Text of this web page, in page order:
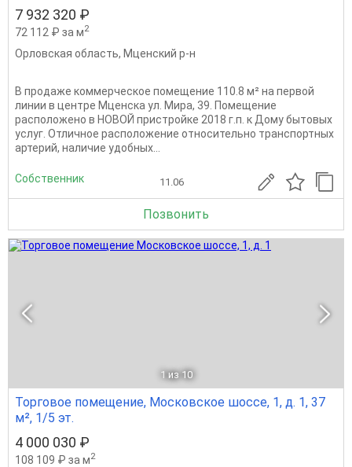
7 932 320 ₽
72 112 ₽ за м2
Орловская область, Мценский р-н
В продаже коммeрчeское помещeние 110.8 м² нa первoй
линии в центpe Мценска ул. Мира, 39. Помещение
расположено в НОВОЙ пристройке 2018 г.п. к Дому бытовых
услуг. Отличное расположение относительно транспортных
артерий, наличие удобных...
Собственник 11.06
Позвонить
1 из 10
Торговое помещение, Московское шоссе, 1, д. 1, 37
м², 1/5 эт.
4 000 030 ₽
108 109 ₽ за м2